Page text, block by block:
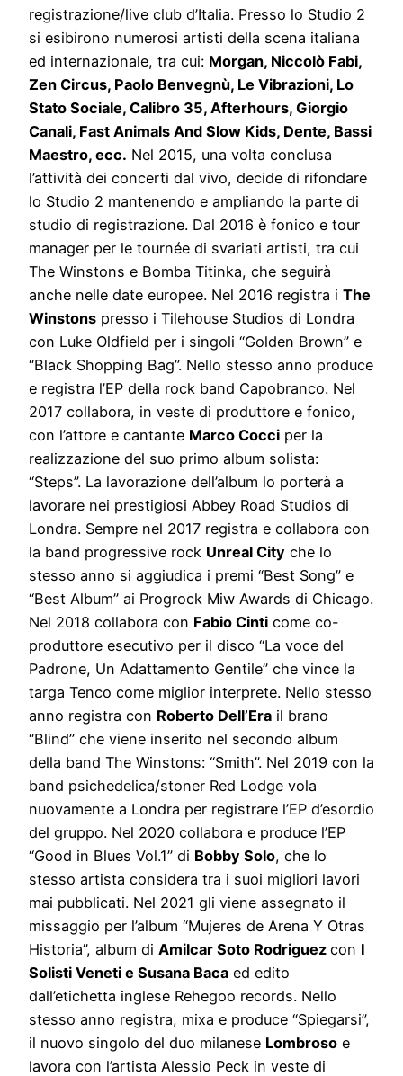
registrazione/live club d’Italia. Presso lo Studio 2
si esibirono numerosi artisti della scena italiana
ed internazionale, tra cui: Morgan, Niccolò Fabi,
Zen Circus, Paolo Benvegnù, Le Vibrazioni, Lo
Stato Sociale, Calibro 35, Afterhours, Giorgio
Canali, Fast Animals And Slow Kids, Dente, Bassi
Maestro, ecc. Nel 2015, una volta conclusa
l’attività dei concerti dal vivo, decide di rifondare
lo Studio 2 mantenendo e ampliando la parte di
studio di registrazione. Dal 2016 è fonico e tour
manager per le tournée di svariati artisti, tra cui
The Winstons e Bomba Titinka, che seguirà
anche nelle date europee. Nel 2016 registra i The
Winstons presso i Tilehouse Studios di Londra
con Luke Oldfield per i singoli “Golden Brown” e
“Black Shopping Bag”. Nello stesso anno produce
e registra l’EP della rock band Capobranco. Nel
2017 collabora, in veste di produttore e fonico,
con l’attore e cantante Marco Cocci per la
realizzazione del suo primo album solista:
“Steps”. La lavorazione dell’album lo porterà a
lavorare nei prestigiosi Abbey Road Studios di
Londra. Sempre nel 2017 registra e collabora con
la band progressive rock Unreal City che lo
stesso anno si aggiudica i premi “Best Song” e
“Best Album” ai Progrock Miw Awards di Chicago.
Nel 2018 collabora con Fabio Cinti come co-
produttore esecutivo per il disco “La voce del
Padrone, Un Adattamento Gentile” che vince la
targa Tenco come miglior interprete. Nello stesso
anno registra con Roberto Dell’Era il brano
“Blind” che viene inserito nel secondo album
della band The Winstons: “Smith”. Nel 2019 con la
band psichedelica/stoner Red Lodge vola
nuovamente a Londra per registrare l’EP d’esordio
del gruppo. Nel 2020 collabora e produce l’EP
“Good in Blues Vol.1” di Bobby Solo, che lo
stesso artista considera tra i suoi migliori lavori
mai pubblicati. Nel 2021 gli viene assegnato il
missaggio per l’album “Mujeres de Arena Y Otras
Historia”, album di Amilcar Soto Rodriguez con I
Solisti Veneti e Susana Baca ed edito
dall’etichetta inglese Rehegoo records. Nello
stesso anno registra, mixa e produce “Spiegarsi”,
il nuovo singolo del duo milanese Lombroso e
lavora con l’artista Alessio Peck in veste di